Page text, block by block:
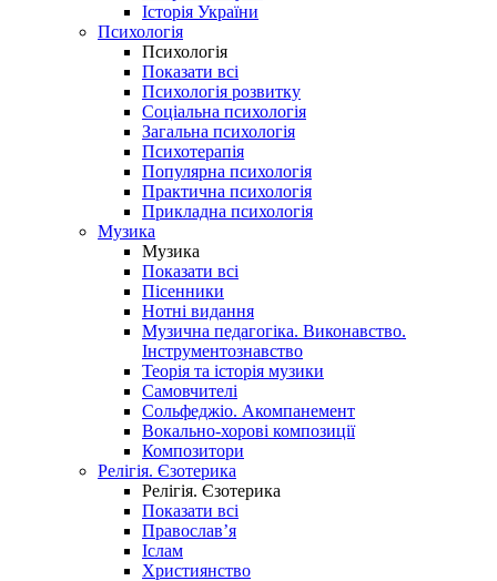
Історія України
Психологія
Психологія
Показати всі
Психологія розвитку
Соціальна психологія
Загальна психологія
Психотерапія
Популярна психологія
Практична психологія
Прикладна психологія
Музика
Музика
Показати всі
Пісенники
Нотні видання
Музична педагогіка. Виконавство.
Інструментознавство
Теорія та історія музики
Самовчителі
Сольфеджіо. Акомпанемент
Вокально-хорові композиції
Композитори
Релігія. Єзотерика
Релігія. Єзотерика
Показати всі
Православ’я
Іслам
Християнство